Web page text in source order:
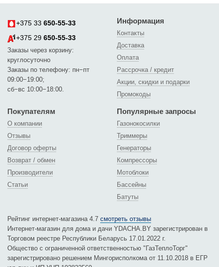
+375 33 650-55-33
+375 29 650-55-33
Заказы через корзину:
круглосуточно
Заказы по телефону: пн−пт
09:00−19:00;
сб−вс 10:00−18:00.
Информация
Контакты
Доставка
Оплата
Рассрочка / кредит
Акции, скидки и подарки
Промокоды
Покупателям
О компании
Отзывы
Договор оферты
Возврат / обмен
Производители
Статьи
Популярные запросы
Газонокосилки
Триммеры
Генераторы
Компрессоры
Мотоблоки
Бассейны
Батуты
Рейтинг интернет-магазина 4.7 смотреть отзывы
Интернет-магазин для дома и дачи YDACHA.BY зарегистрирован в
Торговом реестре Республики Беларусь 17.01.2022 г.
Общество с ограниченной ответственностью "ГазТеплоТорг"
зарегистрировано решением Мингорисполкома от 11.10.2018 в ЕГР